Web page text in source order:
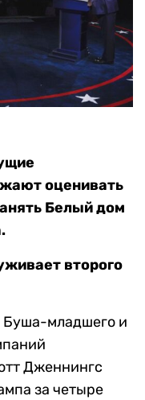
оценивать
Белый дом
второго
младшего и
Дженнингс
за четыре